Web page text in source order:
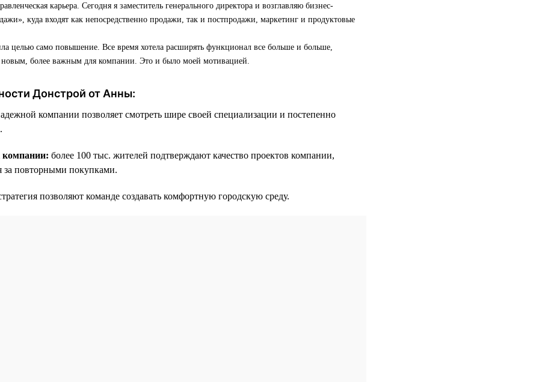
карьера. Сегодня я заместитель генерального директора и возглавляю бизнес-
куда входят как непосредственно продажи, так и постпродажи, маркетинг и продуктовые
целью само повышение. Все время хотела расширять функционал все больше и больше,
новым, более важным для компании. Это и было моей мотивацией.
Донстрой от Анны:
компании позволяет смотреть шире своей специализации и постепенно
компании: более 100 тыс. жителей подтверждают качество проектов компании,
за повторными покупками.
позволяют команде создавать комфортную городскую среду.